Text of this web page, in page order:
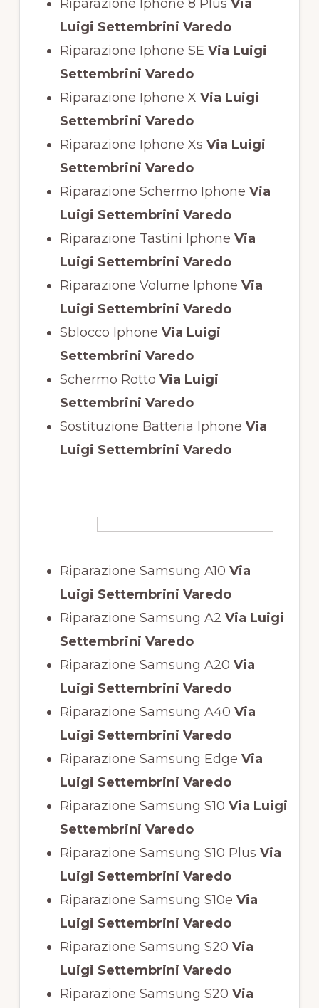
Riparazione Iphone 8 Plus Via
Luigi Settembrini Varedo
Riparazione Iphone SE Via Luigi
Settembrini Varedo
Riparazione Iphone X Via Luigi
Settembrini Varedo
Riparazione Iphone Xs Via Luigi
Settembrini Varedo
Riparazione Schermo Iphone Via
Luigi Settembrini Varedo
Riparazione Tastini Iphone Via
Luigi Settembrini Varedo
Riparazione Volume Iphone Via
Luigi Settembrini Varedo
Sblocco Iphone Via Luigi
Settembrini Varedo
Schermo Rotto Via Luigi
Settembrini Varedo
Sostituzione Batteria Iphone Via
Luigi Settembrini Varedo
Riparazione Samsung A10 Via
Luigi Settembrini Varedo
Riparazione Samsung A2 Via Luigi
Settembrini Varedo
Riparazione Samsung A20 Via
Luigi Settembrini Varedo
Riparazione Samsung A40 Via
Luigi Settembrini Varedo
Riparazione Samsung Edge Via
Luigi Settembrini Varedo
Riparazione Samsung S10 Via Luigi
Settembrini Varedo
Riparazione Samsung S10 Plus Via
Luigi Settembrini Varedo
Riparazione Samsung S10e Via
Luigi Settembrini Varedo
Riparazione Samsung S20 Via
Luigi Settembrini Varedo
Riparazione Samsung S20 Via